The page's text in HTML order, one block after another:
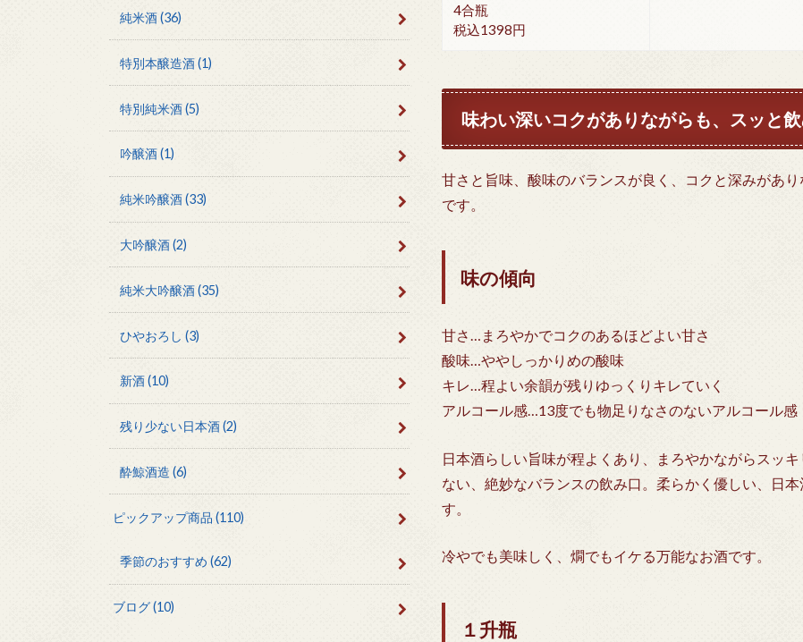
4合瓶
税込1398円
味わい深いコクがありながらも、スッと
甘さと旨味、酸味のバランスが良く、コクと深みがあ
です。
味の傾向
甘さ…まろやかでコクのあるほどよい甘さ
酸味…ややしっかりめの酸味
キレ…程よい余韻が残りゆっくりキレていく
アルコール感…13度でも物足りなさのないアルコール感
日本酒らしい旨味が程よくあり、まろやかながらスッ
ない、絶妙なバランスの飲み口。柔らかく優しい、日
す。
冷やでも美味しく、燗でもイケる万能なお酒です。
１升瓶
純米酒(36)
特別本醸造酒(1)
特別純米酒(5)
吟醸酒(1)
純米吟醸酒(33)
大吟醸酒(2)
純米大吟醸酒(35)
ひやおろし (3)
新酒(10)
残り少ない日本酒(2)
酔鯨酒造 (6)
ピックアップ商品(110)
季節のおすすめ (62)
ブログ(10)